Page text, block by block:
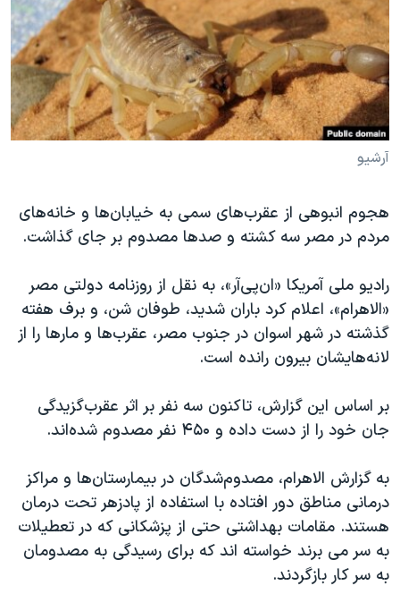
فرهنگ و زندگی
حقوق شهروندی
اقتصادی
علم و فناوری
اسرائیل در جنگ
آرشیو پخش زنده
مستندها
انتخابات ریاست جمهوری آمریکا ۲۰۲۴
حمله جمهوری اسلامی به اسرائیل
رمز مهسا
ورزش زنان در ایران
مجموعه مستندهای دادخواهی
تریبونال مردمی آبان ۹۸
دادگاه حمید نوری
چهل سال گروگان‌گیری
قانون شفافیت دارائی کادر رهبری ایران
اسرائیل در جنگ
نرگس محمدی برنده جایزه نوبل صلح
همایش محافظه‌کاران آمریکا «سی‌پک»
صفحه‌های ویژه
سفر پرزیدنت ترامپ به چین
دنبال کنید
زبانهای مختلف
آرشیو
هجوم انبوهی از عقرب‌های سمی به خیابان‌ها و خانه‌های
مردم در مصر سه کشته و صدها مصدوم بر جای گذاشت.
رادیو ملی آمریکا «ان‌پی‌آر»، به نقل از روزنامه دولتی مصر
«الاهرام»، اعلام کرد باران‌ شدید، طوفان شن، و برف هفته
گذشته در شهر اسوان در جنوب مصر، عقرب‌ها و مارها را از
لانه‌هایشان بیرون رانده است.
بر اساس این گزارش، تاکنون سه نفر بر اثر عقرب‌گزیدگی
جان خود را از دست داده‌ و ۴۵۰ نفر مصدوم شده‌اند.
به گزارش الاهرام، مصدوم‌شدگان در بیمارستان‌ها و مراکز
درمانی مناطق دور افتاده‌ با استفاده از پادزهر تحت درمان
هستند. مقامات بهداشتی حتی از پزشکانی که در تعطیلات
به سر می برند خواسته‌ اند که برای رسیدگی به مصدومان
به سر کار بازگردند.